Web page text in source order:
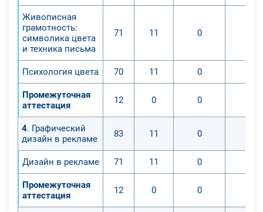
Живописная
грамотность:
символика цвета
и техника письма
71 11 0
Психология цвета 70 11 0
Промежуточная
аттестация
12 0 0
4. Графический
дизайн в рекламе
83 11 0
Дизайн в рекламе 71 11 0
Промежуточная
аттестация
12 0 0